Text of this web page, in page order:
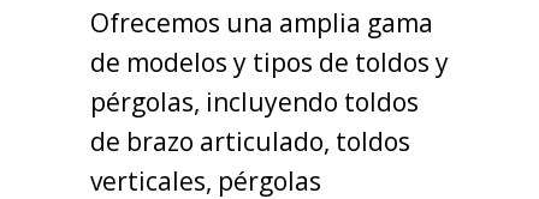
Ofrecemos una amplia gama
de modelos y tipos de toldos y
pérgolas, incluyendo toldos
de brazo articulado, toldos
verticales, pérgolas